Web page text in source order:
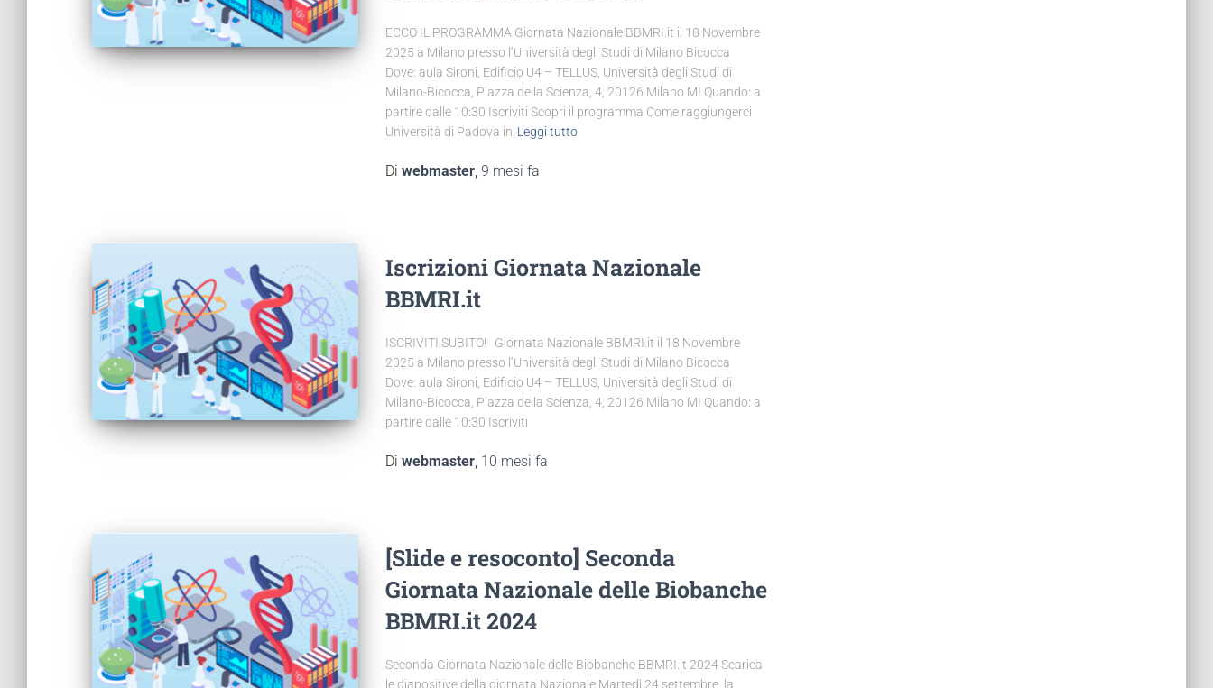
ECCO IL PROGRAMMA Giornata Nazionale BBMRI.it il 18 Novembre
2025 a Milano presso l’Università degli Studi di Milano Bicocca
Dove: aula Sironi, Edificio U4 – TELLUS, Università degli Studi di
Milano-Bicocca, Piazza della Scienza, 4, 20126 Milano MI Quando: a
partire dalle 10:30 Iscriviti Scopri il programma Come raggiungerci
Università di Padova in Leggi tutto
Di webmaster, 9 mesi fa
Iscrizioni Giornata Nazionale
BBMRI.it
ISCRIVITI SUBITO! Giornata Nazionale BBMRI.it il 18 Novembre
2025 a Milano presso l’Università degli Studi di Milano Bicocca
Dove: aula Sironi, Edificio U4 – TELLUS, Università degli Studi di
Milano-Bicocca, Piazza della Scienza, 4, 20126 Milano MI Quando: a
partire dalle 10:30 Iscriviti
Di webmaster, 10 mesi fa
[Slide e resoconto] Seconda
Giornata Nazionale delle Biobanche
BBMRI.it 2024
Seconda Giornata Nazionale delle Biobanche BBMRI.it 2024 Scarica
le diapositive della giornata Nazionale Martedì 24 settembre la